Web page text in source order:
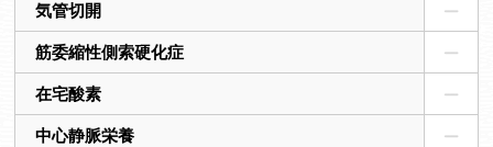
気管切開
筋委縮性側索硬化症
在宅酸素
中心静脈栄養